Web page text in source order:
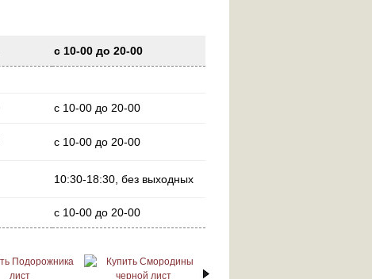
с 10-00 до 20-00
с 10-00 до 20-00
с 10-00 до 20-00
10:30-18:30, без выходных
с 10-00 до 20-00